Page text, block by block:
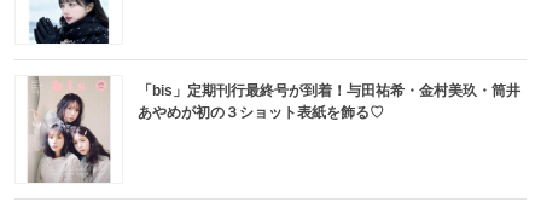
「bis」定期刊行最終号が到着！与田祐希・金村美玖・筒井
あやめが初の３ショット表紙を飾る♡